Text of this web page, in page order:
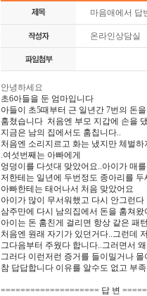
마음애에서 답
온라인상담실
안녕하세요
초6아들을 둔 엄마입니다
아들이 초5때부터 근 일년간 7번의 돈을
훔쳤습니다 처음엔 부모 지갑에 손을
지금은 남의 집에서도 훔칩니다..
처음엔 소리지르고 화는 냈지만 체벌하
.여섯번째는 아빠에게
엉덩이를 다섯대 맞았어요..아이가 매
저한테는 일년에 두번정도 종아리를 두
아빠한테는 태어나서 처음 맞았어요
아이가 많이 무서워했고 다시 안그런다
삼주만에 다시 남의집에서 돈을 훔쳐왔
아이는 돈 훔친게 걸리면 항상 같은 패
처음엔 원래 자기가 있던거다..그런데
그다음부터 주웠다 합니다..그러면서
그러다 이런저런 증거를 들이밀거나
참 답답합니다 이유를 알수도 없고 부
==================== 답 변